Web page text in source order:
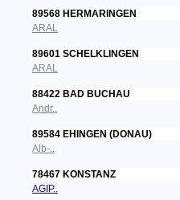
89568 HERMARINGEN
ARAL
89601 SCHELKLINGEN
ARAL
88422 BAD BUCHAU
Andr..
89584 EHINGEN (DONAU)
Alb-..
78467 KONSTANZ
AGIP..